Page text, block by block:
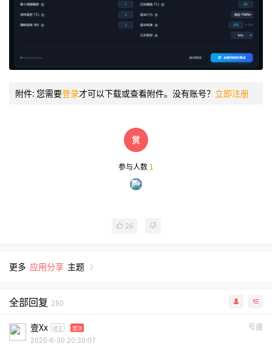
附件: 您需要登录才可以下载或查看附件。没有账号？ 立即注册
参与人数 1
26
更多 应用分享 主题
全部回复 280
号盘
壹xx 楼主 置顶
2026-6-30 20:39:07